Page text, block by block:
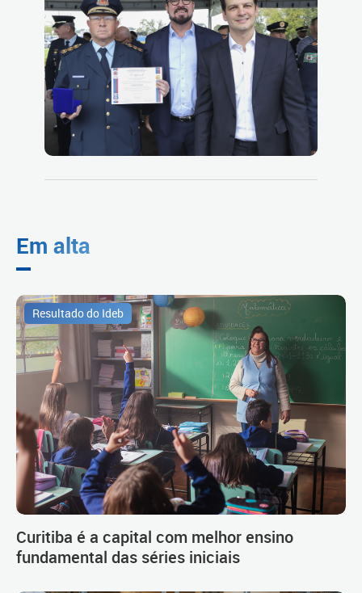
Em alta
Resultado do Ideb
Curitiba é a capital com melhor ensino
fundamental das séries iniciais